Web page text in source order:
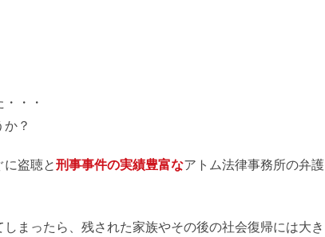
・・
？
に盗聴と刑事事件の実績豊富なアトム法律事務所の弁護
まったら、残された家族やその後の社会復帰には大き